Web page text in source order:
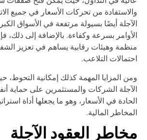
من تحركات الأسعار في جميع
أيضًا بسيولة مرتفعة في الأسواق الكبرى،
بسرعة وكفاءة. بالإضافة إلى ذلك، فإن
وهيئات رقابية يساهم في تعزيز الشفافية
التلاعب.
المزايا المهمة كذلك إمكانية التحوط، حيث
الشركات والمستثمرين على حماية
في الأسعار، وهو ما يجعلها أداة
المالية.
العقود الآجلة